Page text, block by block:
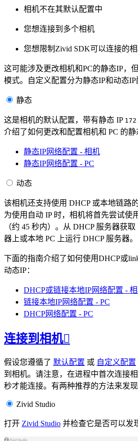
相机不在其默认配置中
您想连接到多个相机
您想限制Zivid SDK可以连接的
这可能涉及更改相机和PC的静态IP，
模式。自定义配置分为静态IP和动态IP
静态
这是相机的默认配置，带有静态 IP
介绍了如何更改和配置相机和 PC 的静
静态IP网络配置 - 相机
静态IP网络配置 - PC
动态
该相机还支持使用 DHCP 或本地链路
为使用自动 IP 时，相机将首先尝试使
（约 45 秒内）。从 DHCP 服务器获
器上或本地 PC 上运行 DHCP 服务器。
下面的指南介绍了如何使用DHCP或
动态IP：
DHCP或链接本地IP网络配置 -
链接本地IP网络配置 - PC
DHCP网络配置 - PC
连接到相机
假设您遵循了 默认配置 或 自定义配置
到相机。请注意，在进程中首次连接
秒才能连接。有两种推荐的方法来发现
Zivid Studio
打开 Zivid Studio 并检查它是否可以发